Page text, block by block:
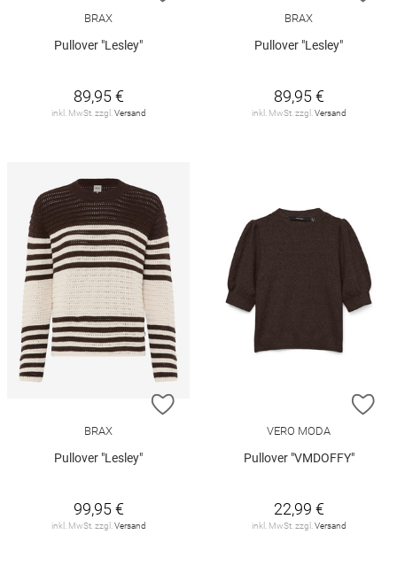
BRAX
Pullover "Lesley"
89,95 €
inkl. MwSt. zzgl.Versand
BRAX
Pullover "Lesley"
89,95 €
inkl. MwSt. zzgl.Versand
ZUR WUNSCHLISTE HINZUFÜGEN
BRAX
Pullover "Lesley"
99,95 €
inkl. MwSt. zzgl. Versand
VERO MODA
Pullover "VMDOFFY"
22,99 €
inkl. MwSt. zzgl. Versand